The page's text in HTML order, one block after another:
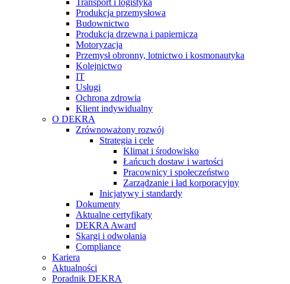
Transport i logistyka
Produkcja przemysłowa
Budownictwo
Produkcja drzewna i papiernicza
Motoryzacja
Przemysł obronny, lotnictwo i kosmonautyka
Kolejnictwo
IT
Usługi
Ochrona zdrowia
Klient indywidualny
O DEKRA
Zrównoważony rozwój
Strategia i cele
Klimat i środowisko
Łańcuch dostaw i wartości
Pracownicy i społeczeństwo
Zarządzanie i ład korporacyjny
Inicjatywy i standardy
Dokumenty
Aktualne certyfikaty
DEKRA Award
Skargi i odwołania
Compliance
Kariera
Aktualności
Poradnik DEKRA